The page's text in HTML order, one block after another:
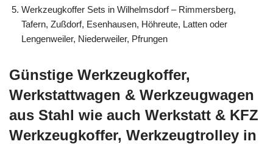
Werkzeugkoffer Sets in Wilhelmsdorf – Rimmersberg,
Tafern, Zußdorf, Esenhausen, Höhreute, Latten oder
Lengenweiler, Niederweiler, Pfrungen
Günstige Werkzeugkoffer,
Werkstattwagen & Werkzeugwagen
aus Stahl wie auch Werkstatt & KFZ
Werkzeugkoffer, Werkzeugtrolley in